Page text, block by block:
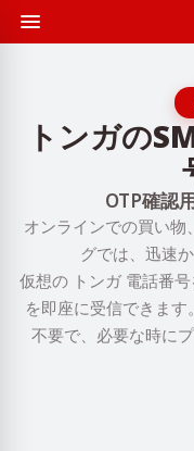
トンガの
OTP確認
オンラインでの買い物
グでは、迅速
仮想の トンガ 電話番
を即座に受信できま
不要で、必要な時に